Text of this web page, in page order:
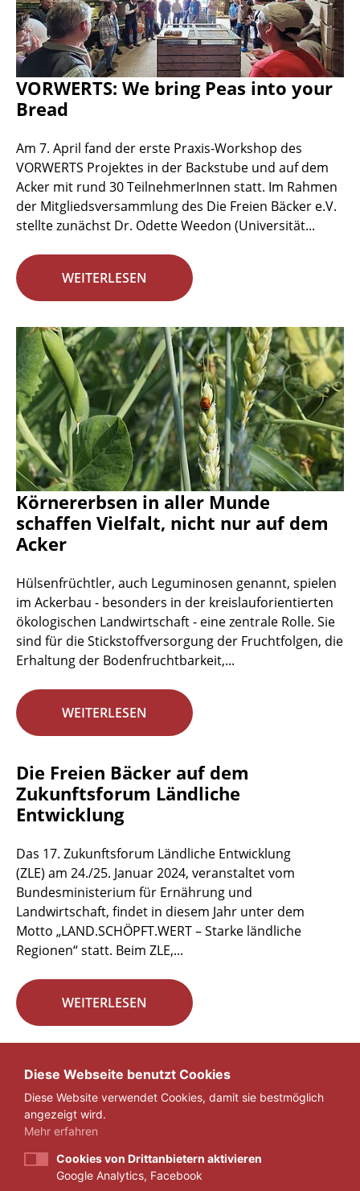
VORWERTS: We bring Peas into your
Bread
Am 7. April fand der erste Praxis-Workshop des
VORWERTS Projektes in der Backstube und auf dem
Acker mit rund 30 TeilnehmerInnen statt. Im Rahmen
der Mitgliedsversammlung des Die Freien Bäcker e.V.
stellte zunächst Dr. Odette Weedon (Universität...
WEITERLESEN
Körnererbsen in aller Munde
schaffen Vielfalt, nicht nur auf dem
Acker
Hülsenfrüchtler, auch Leguminosen genannt, spielen
im Ackerbau - besonders in der kreislauforientierten
ökologischen Landwirtschaft - eine zentrale Rolle. Sie
sind für die Stickstoffversorgung der Fruchtfolgen, die
Erhaltung der Bodenfruchtbarkeit,...
WEITERLESEN
Die Freien Bäcker auf dem
Zukunftsforum Ländliche
Entwicklung
Das 17. Zukunftsforum Ländliche Entwicklung
(ZLE) am 24./25. Januar 2024, veranstaltet vom
Bundesministerium für Ernährung und
Landwirtschaft, findet in diesem Jahr unter dem
Motto „LAND.SCHÖPFT.WERT – Starke ländliche
Regionen“ statt. Beim ZLE,...
WEITERLESEN
« 1 ... 3 4 5 ... 29 »
Diese Webseite benutzt Cookies
Diese Website verwendet Cookies, damit sie bestmöglich
angezeigt wird.
Mehr erfahren
Cookies von Drittanbietern aktivieren
Google Analytics, Facebook